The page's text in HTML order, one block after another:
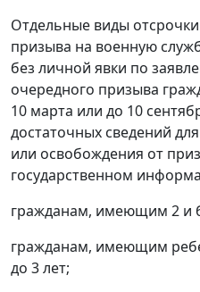
Отдельные виды
призыва на военную
без личной явки по
очередного призыва
10 марта или до 10
достаточных сведений
или освобождения от
государственном
гражданам, имеющим 2 и
гражданам, имеющим
до 3 лет;